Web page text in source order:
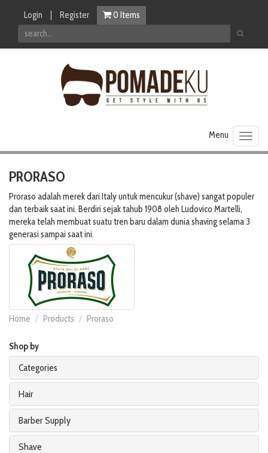
Login Register 0 Items
PRORASO
Proraso adalah merek dari Italy untuk mencukur (shave) sangat populer
dan terbaik saat ini. Berdiri sejak tahub 1908 oleh Ludovico Martelli,
mereka telah membuat suatu tren baru dalam dunia shaving selama 3
generasi sampai saat ini.
Home Products Proraso
Shop by
Categories
Hair
Barber Supply
Shave